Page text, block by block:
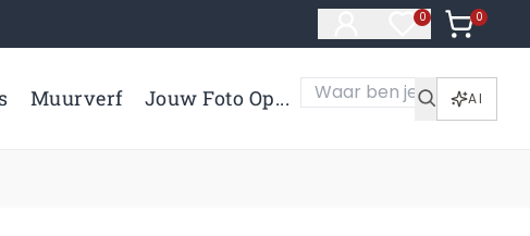
0
Artikelen in
0
Artikelen
Muurverf Jouw Foto Op... AI